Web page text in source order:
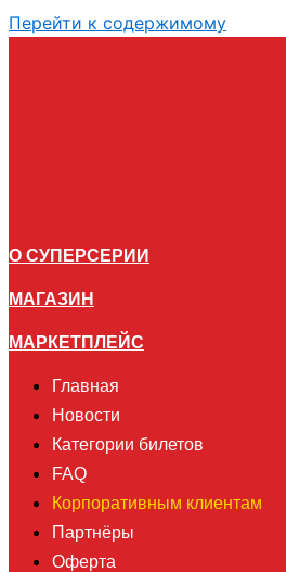
Перейти к содержимому
О СУПЕРСЕРИИ
МАГАЗИН
МАРКЕТПЛЕЙС
Главная
Новости
Категории билетов
FAQ
Корпоративным клиентам
Партнёры
Оферта